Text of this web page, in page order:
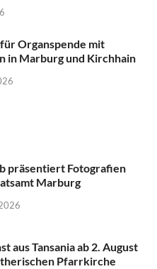
Organspende mit
in Marburg und Kirchhain
präsentiert Fotografien
Marburg
aus Tansania ab 2. August
Pfarrkirche